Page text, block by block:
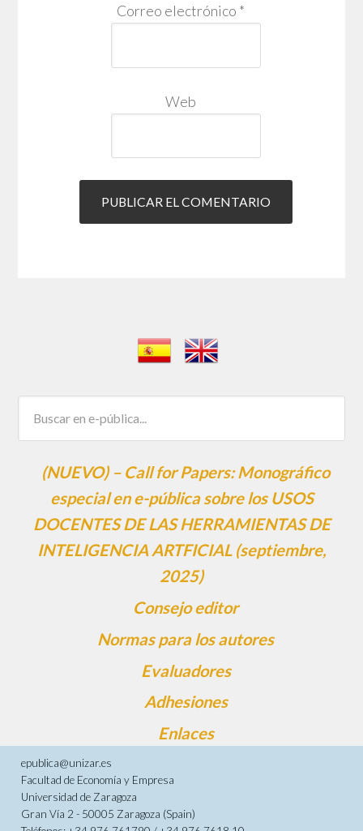
Correo electrónico *
Web
(NUEVO) – Call for Papers: Monográfico
especial en e-pública sobre los USOS
DOCENTES DE LAS HERRAMIENTAS DE
INTELIGENCIA ARTFICIAL (septiembre,
2025)
Consejo editor
Normas para los autores
Evaluadores
Adhesiones
Enlaces
epublica@unizar.es
Facultad de Economía y Empresa
Universidad de Zaragoza
Gran Vía 2 - 50005 Zaragoza (Spain)